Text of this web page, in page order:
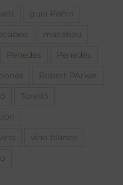
guia Peñín
macabeu
Penedès Penedès
Robert PArker
Torelló
vino blanco